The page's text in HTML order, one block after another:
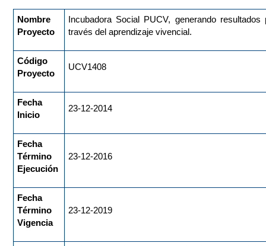
Nombre
Proyecto
Incubadora Social PUCV, generando
través del aprendizaje vivencial.
Código
Proyecto
UCV1408
Fecha
Inicio
23-12-2014
Fecha
Término
Ejecución
23-12-2016
Fecha
Término
Vigencia
23-12-2019